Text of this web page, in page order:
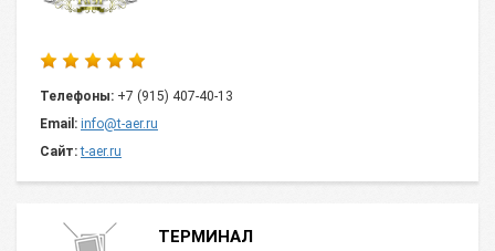
Телефоны: +7 (915) 407-40-13
Email: info@t-aer.ru
Сайт: t-aer.ru
ТЕРМИНАЛ